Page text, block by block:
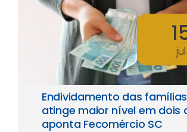
jul
Endividamento das
atinge maior nível em dois
aponta Fecomércio SC